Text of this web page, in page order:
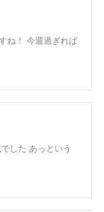
ね！ 今週過ぎれば
した あっという